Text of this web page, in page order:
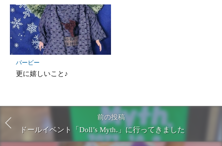
バービー
更に嬉しいこと♪
前の投稿
ドールイベント「Doll’s Myth.」に行ってきました